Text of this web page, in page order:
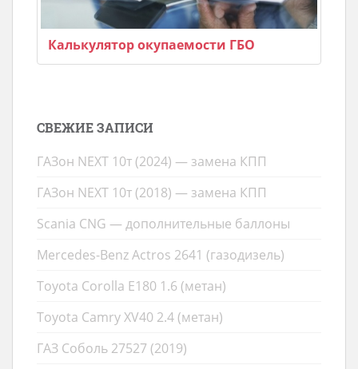
Калькулятор окупаемости ГБО
СВЕЖИЕ ЗАПИСИ
ГАЗон NEXT 10т (2024) — замена КПП
ГАЗон NEXT 10т (2018) — замена КПП
Scania CNG — дополнительные баллоны
Mercedes-Benz Actros 2641 (газодизель)
Toyota Corolla E180 1.6 (метан)
Toyota Camry XV40 2.4 (метан)
ГАЗ Соболь 27527 (2019)